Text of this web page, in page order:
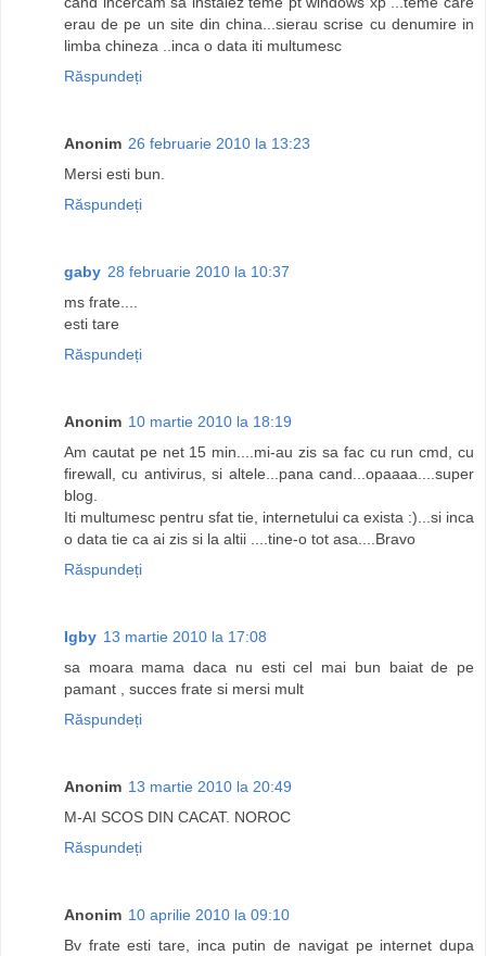
erau de pe un site din china...sierau scrise cu denumire in
limba chineza ..inca o data iti multumesc
Răspundeți
Anonim 26 februarie 2010 la 13:23
Mersi esti bun.
Răspundeți
gaby 28 februarie 2010 la 10:37
ms frate....
esti tare
Răspundeți
Anonim 10 martie 2010 la 18:19
Am cautat pe net 15 min....mi-au zis sa fac cu run cmd, cu
firewall, cu antivirus, si altele...pana cand...opaaaa....super
blog.
Iti multumesc pentru sfat tie, internetului ca exista :)...si inca
o data tie ca ai zis si la altii ....tine-o tot asa....Bravo
Răspundeți
Igby 13 martie 2010 la 17:08
sa moara mama daca nu esti cel mai bun baiat de pe
pamant , succes frate si mersi mult
Răspundeți
Anonim 13 martie 2010 la 20:49
M-AI SCOS DIN CACAT. NOROC
Răspundeți
Anonim 10 aprilie 2010 la 09:10
Bv frate esti tare, inca putin de navigat pe internet dupa